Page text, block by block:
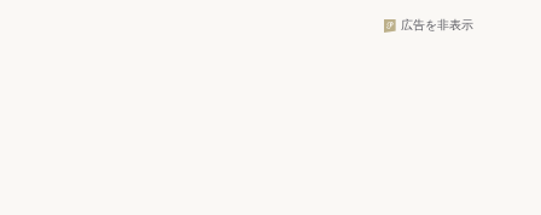
広告を非表示